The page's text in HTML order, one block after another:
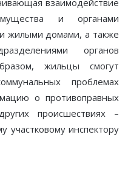
взаимодействие
и органами
жилыми домами, а также
органов
жильцы смогут
проблемах
о противоправных
происшествиях –
участковому инспектору